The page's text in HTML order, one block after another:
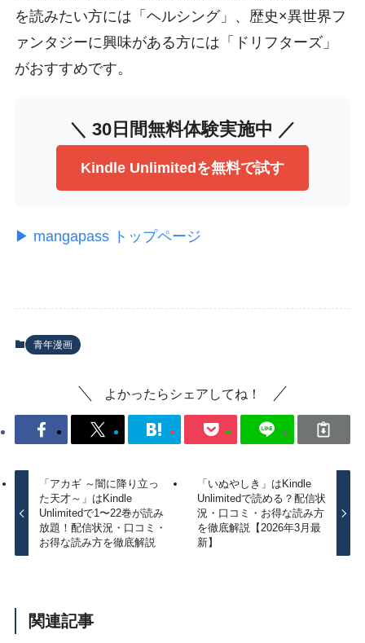
を読みたい方には「ヘルシング」、歴史×異世界フ
ァンタジーに興味がある方には「ドリフターズ」
がおすすめです。
＼ 30日間無料体験実施中 ／
Kindle Unlimitedを無料で試す
▶ mangapass トップページ
青年漫画
よかったらシェアしてね！
「アカギ ～闇に降り立っ
た天才～」はKindle
Unlimitedで1〜22巻が読み
放題！配信状況・口コミ・
お得な読み方を徹底解説
「いぬやしき」はKindle
Unlimitedで読める？配信状
況・口コミ・お得な読み方
を徹底解説【2026年3月最
新】
関連記事